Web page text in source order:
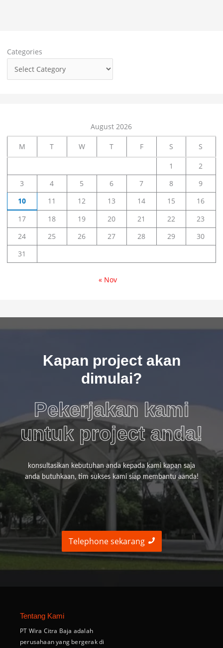
Categories
August 2026
M T W T F S S
1
2
3
4 5 6 7 8
9
10
11 12 13 14 15
16
17
18 19 20 21 22
23
24
25 26 27 28 29
30
31
« Nov
Kapan project akan
dimulai?
Pekerjakan kami
untuk project anda!
konsultasikan kebutuhan anda kepada kami kapan saja
anda butuhkaan, tim sukses kami siap membantu aanda!
Telephone sekarang
Tentang Kami
PT Wira Citra Baja adalah
perusahaan yang bergerak di